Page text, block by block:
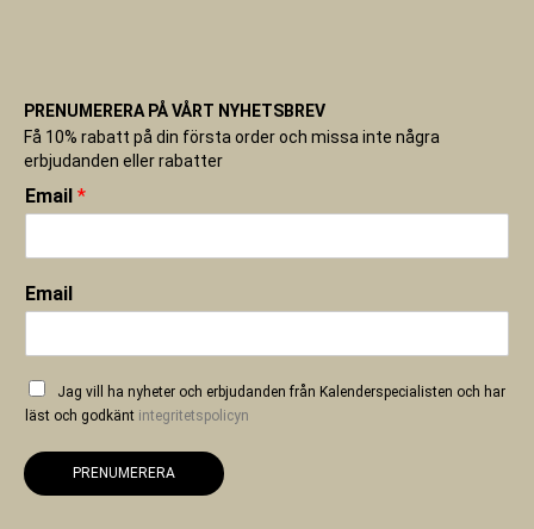
PRENUMERERA PÅ VÅRT NYHETSBREV
Få 10% rabatt på din första order och missa inte några
erbjudanden eller rabatter
Email *
Email
Jag vill ha nyheter och erbjudanden från Kalenderspecialisten och har
läst och godkänt integritetspolicyn
PRENUMERERA